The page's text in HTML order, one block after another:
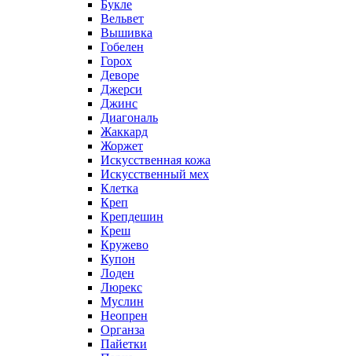
Букле
Вельвет
Вышивка
Гобелен
Горох
Деворе
Джерси
Джинс
Диагональ
Жаккард
Жоржет
Искусственная кожа
Искусственный мех
Клетка
Креп
Крепдешин
Креш
Кружево
Купон
Лоден
Люрекс
Муслин
Неопрен
Органза
Пайетки